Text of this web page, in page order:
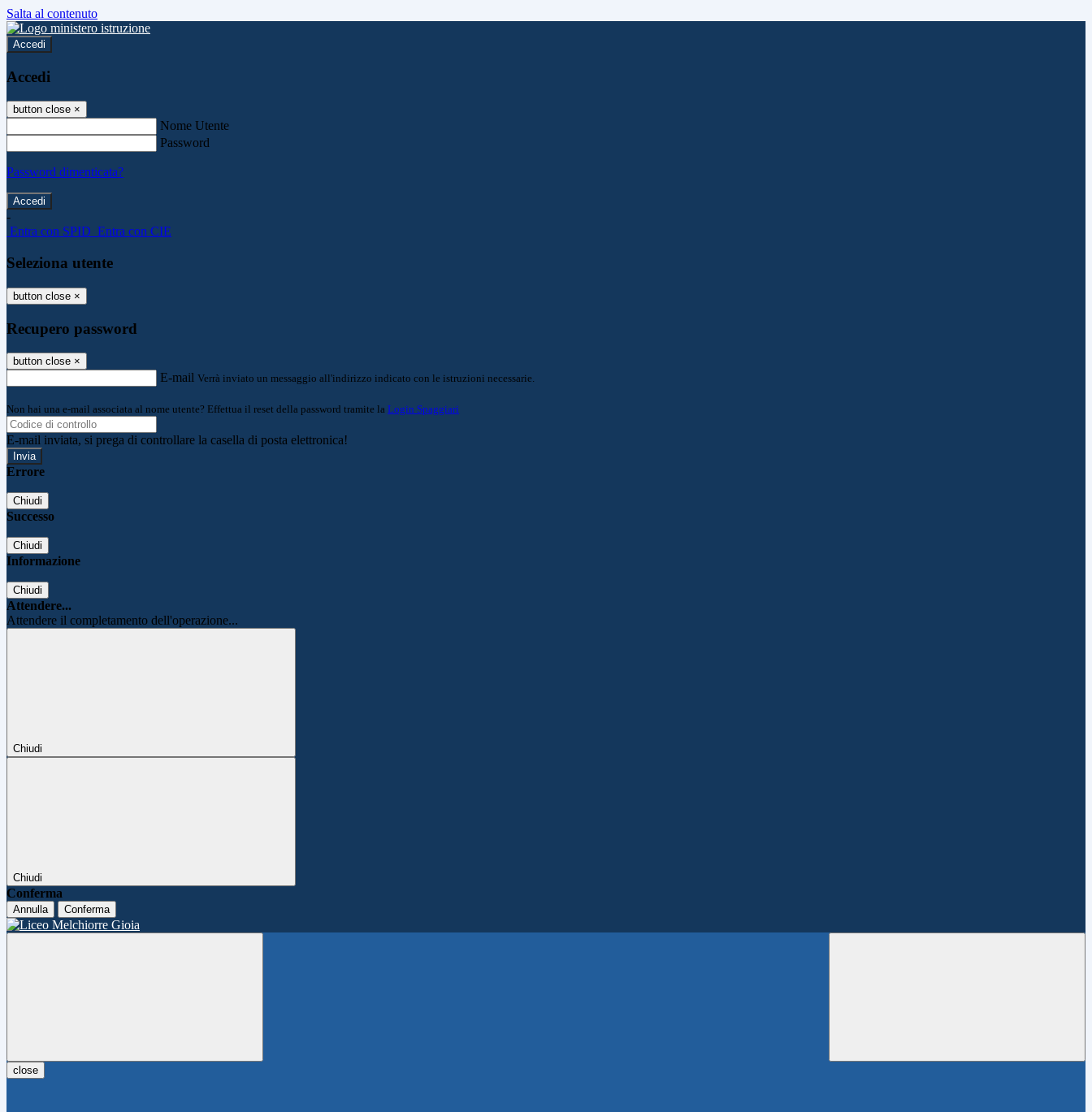
Salta al contenuto
Accedi
Accedi
button close ×
Nome Utente
Password
Password dimenticata?
-
Entra con SPID Entra con CIE
Seleziona utente
button close ×
Recupero password
button close ×
E-mail Verrà inviato un messaggio all'indirizzo indicato con le istruzioni necessarie.
Non hai una e-mail associata al nome utente? Effettua il reset della password tramite la Login Spaggiari
E-mail inviata, si prega di controllare la casella di posta elettronica!
Errore
Chiudi
Successo
Chiudi
Informazione
Chiudi
Attendere...
Attendere il completamento dell'operazione...
Chiudi
Chiudi
Conferma
Annulla Conferma
close